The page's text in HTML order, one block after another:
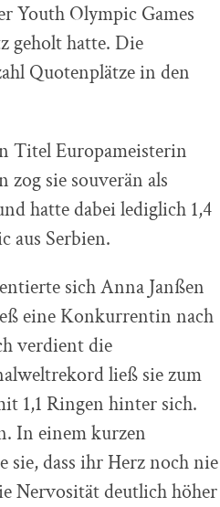
Youth Olympic Games
geholt hatte. Die
Quotenplätze in den
Titel Europameisterin
sie souverän als
hatte dabei lediglich 1,4
aus Serbien.
sich Anna Janßen
eine Konkurrentin nach
verdient die
ließ sie zum
1,1 Ringen hinter sich.
In einem kurzen
dass ihr Herz noch nie
Nervosität deutlich höher